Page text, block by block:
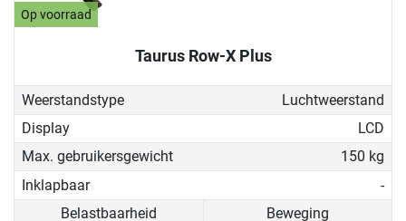
Op voorraad
Taurus Row-X Plus
Weerstandstype
Luchtweerstand
Display
LCD
Max. gebruikersgewicht
150 kg
Inklapbaar
-
Belastbaarheid
Beweging